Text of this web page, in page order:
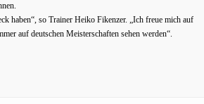
haben“, so Trainer Heiko Fikenzer. „Ich freue mich auf
auf deutschen Meisterschaften sehen werden“.